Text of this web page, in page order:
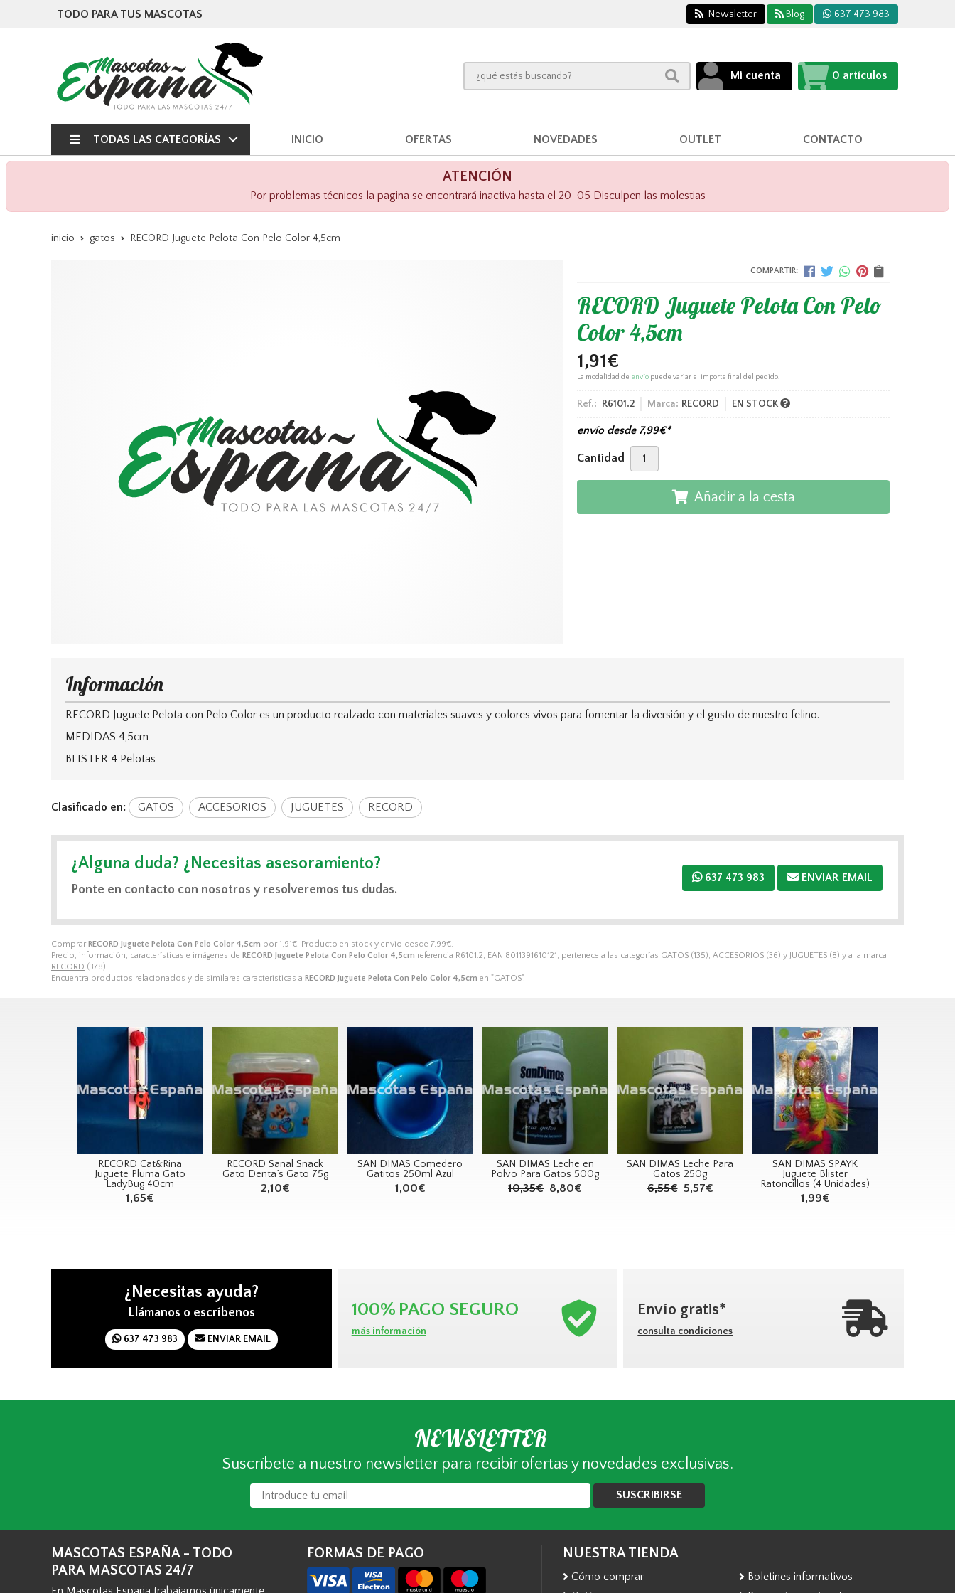
TODO PARA TUS MASCOTAS Newsletter Blog 637 473 983
Mi cuenta 0 artículos
TODAS LAS CATEGORÍAS INICIO OFERTAS NOVEDADES OUTLET CONTACTO
ATENCIÓN
Por problemas técnicos la pagina se encontrará inactiva hasta el 20-05 Disculpen las molestias
inicio gatos RECORD Juguete Pelota Con Pelo Color 4,5cm
COMPARTIR:
RECORD Juguete Pelota Con Pelo
Color 4,5cm
1,91€
La modalidad de envío puede variar el importe final del pedido.
Ref.: R6101.2 Marca: RECORD EN STOCK
envío desde 7,99€*
Cantidad
Añadir a la cesta
Comprar RECORD Juguete Pelota Con Pelo Color 4,5cm por 1,91€. Producto en stock y envío desde 7,99€.
Precio, información, características e imágenes de RECORD Juguete Pelota Con Pelo Color 4,5cm referencia R6101.2, EAN 8011391610121, pertenece a las categorías GATOS (135), ACCESORIOS (36) y JUGUETES (8) y a la marca
RECORD (378).
Encuentra productos relacionados y de similares características a RECORD Juguete Pelota Con Pelo Color 4,5cm en "GATOS".
Información
RECORD Juguete Pelota con Pelo Color es un producto realzado con materiales suaves y colores vivos para fomentar la diversión y el gusto de nuestro felino.
MEDIDAS 4,5cm
BLISTER 4 Pelotas
Clasificado en: GATOS ACCESORIOS JUGUETES RECORD
¿Alguna duda? ¿Necesitas asesoramiento?
Ponte en contacto con nosotros y resolveremos tus dudas.
637 473 983 ENVIAR EMAIL
RECORD Cat&Rina
Juguete Pluma Gato
LadyBug 40cm
1,65€
RECORD Sanal Snack
Gato Denta´s Gato 75g
2,10€
SAN DIMAS Comedero
Gatitos 250ml Azul
1,00€
SAN DIMAS Leche en
Polvo Para Gatos 500g
10,35€ 8,80€
SAN DIMAS Leche Para
Gatos 250g
6,55€ 5,57€
SAN DIMAS SPAYK
Juguete Blister
Ratoncillos (4 Unidades)
1,99€
¿Necesitas ayuda?
Llámanos o escríbenos
637 473 983 ENVIAR EMAIL
100% PAGO SEGURO
más información
Envío gratis*
consulta condiciones
NEWSLETTER
Suscríbete a nuestro newsletter para recibir ofertas y novedades exclusivas.
SUSCRIBIRSE
MASCOTAS ESPAÑA - TODO
PARA MASCOTAS 24/7
FORMAS DE PAGO NUESTRA TIENDA
Cómo comprar
Boletines informativos